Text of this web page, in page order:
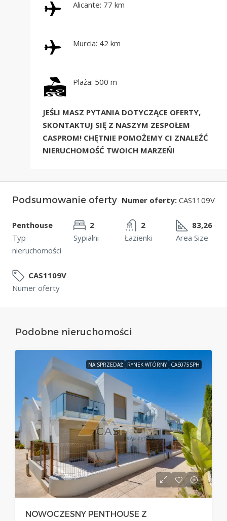
Alicante: 77 km
Murcia: 42 km
Plaża: 500 m
JEŚLI MASZ PYTANIA DOTYCZĄCE OFERTY,
SKONTAKTUJ SIĘ Z NASZYM ZESPOŁEM
CASPROM! CHĘTNIE POMOŻEMY CI ZNALEŹĆ
NIERUCHOMOŚĆ TWOICH MARZEŃ!
Podsumowanie oferty Numer oferty: CAS1109V
Penthouse
Typ
nieruchomości
2
Sypialni
2
Łazienki
83,26
Area Size
CAS1109V
Numer oferty
Podobne nieruchomości
NA SPRZEDAŻ RYNEK WTÓRNY CAS075SPH
NOWOCZESNY PENTHOUSE Z